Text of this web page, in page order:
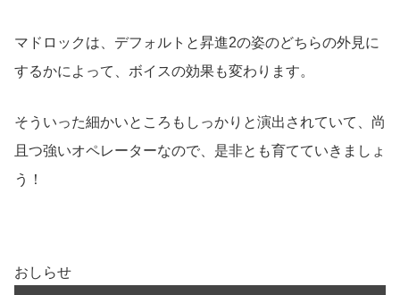
マドロックは、デフォルトと昇進2の姿のどちらの外見に
するかによって、ボイスの効果も変わります。
そういった細かいところもしっかりと演出されていて、尚
且つ強いオペレーターなので、是非とも育てていきましょ
う！
おしらせ